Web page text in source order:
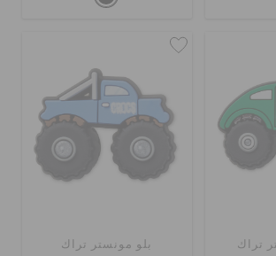
تراك بلو مونستر تراك